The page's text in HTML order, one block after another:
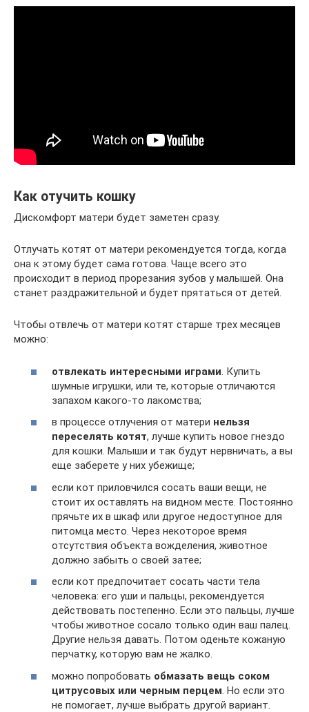
Как отучить кошку
Дискомфорт матери будет заметен сразу.
Отлучать котят от матери рекомендуется тогда, когда
она к этому будет сама готова. Чаще всего это
происходит в период прорезания зубов у малышей. Она
станет раздражительной и будет прятаться от детей.
Чтобы отвлечь от матери котят старше трех месяцев
можно:
отвлекать интересными играми . Купить
шумные игрушки, или те, которые отличаются
запахом какого-то лакомства;
в процессе отлучения от матери нельзя
переселять котят, лучше купить новое гнездо
для кошки. Малыши и так будут нервничать, а вы
еще заберете у них убежище;
если кот приловчился сосать ваши вещи, не
стоит их оставлять на видном месте. Постоянно
прячьте их в шкаф или другое недоступное для
питомца место. Через некоторое время
отсутствия объекта вожделения, животное
должно забыть о своей затее;
если кот предпочитает сосать части тела
человека: его уши и пальцы, рекомендуется
действовать постепенно. Если это пальцы, лучше
чтобы животное сосало только один ваш палец.
Другие нельзя давать. Потом оденьте кожаную
перчатку, которую вам не жалко.
можно попробовать обмазать вещь соком
цитрусовых или черным перцем . Но если это
не помогает, лучше выбрать другой вариант.